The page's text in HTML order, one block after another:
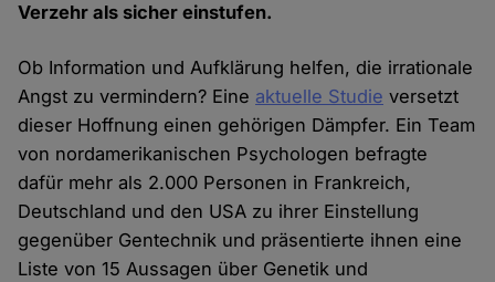
Verzehr als sicher einstufen.
Ob Information und Aufklärung helfen, die irrationale
Angst zu vermindern? Eine aktuelle Studie versetzt
dieser Hoffnung einen gehörigen Dämpfer. Ein Team
von nordamerikanischen Psychologen befragte
dafür mehr als 2.000 Personen in Frankreich,
Deutschland und den USA zu ihrer Einstellung
gegenüber Gentechnik und präsentierte ihnen eine
Liste von 15 Aussagen über Genetik und